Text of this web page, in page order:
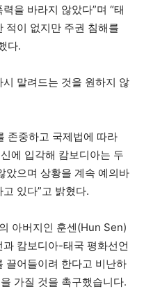
을 바라지 않았다”며 “태
적이 없지만 주권 침해를
다.
말려드는 것을 원하지 않
존중하고 국제법에 따라
에 입각해 캄보디아는 두
았으며 상황을 계속 예의바
있다”고 밝혔다.
아버지인 훈센(Hun Sen)
캄보디아-태국 평화선언
끌어들이려 한다고 비난하
가질 것을 촉구했습니다.